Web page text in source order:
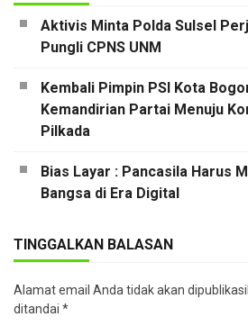
Aktivis Minta Polda Sulsel
Pungli CPNS UNM
Kembali Pimpin PSI Kota
Kemandirian Partai Menuju
Pilkada
Bias Layar : Pancasila Harus
Bangsa di Era Digital
TINGGALKAN BALASAN
Alamat email Anda tidak akan
ditandai *